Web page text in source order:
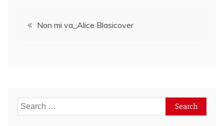
PostNon mi va_Alice Blasicover
Search
for: